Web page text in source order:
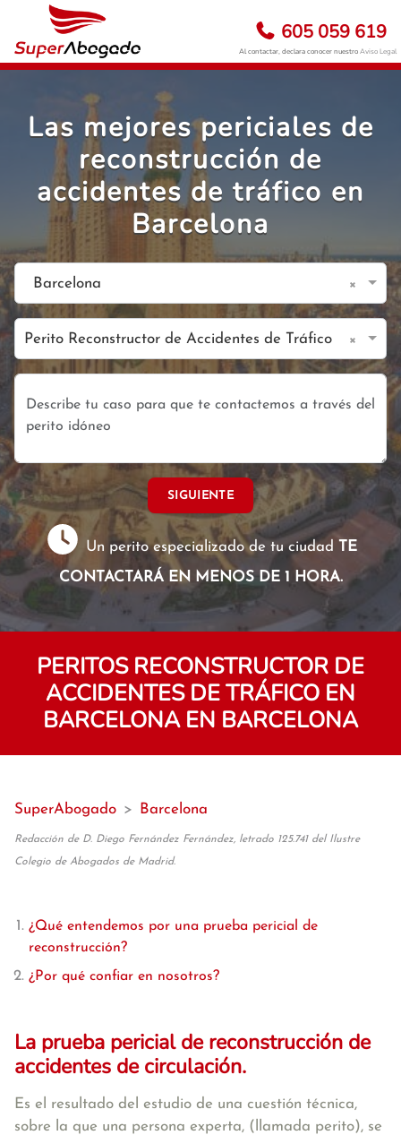
605 059 619
Al contactar, declara conocer nuestroAviso Legal
Las mejores periciales de
reconstrucción de
accidentes de tráfico en
Barcelona
Barcelona ×
Perito Reconstructor de Accidentes de Tráfico ×
SIGUIENTE
Un perito especializado de tu ciudad TE
CONTACTARÁ EN MENOS DE 1 HORA.
PERITOS RECONSTRUCTOR DE
ACCIDENTES DE TRÁFICO EN
BARCELONA EN BARCELONA
SuperAbogado > Barcelona
Redacción de D. Diego Fernández Fernández, letrado 125.741 del Ilustre
Colegio de Abogados de Madrid.
¿Qué entendemos por una prueba pericial de
reconstrucción?
¿Por qué confiar en nosotros?
La prueba pericial de reconstrucción de
accidentes de circulación.
Es el resultado del estudio de una cuestión técnica,
sobre la que una persona experta, (llamada perito), se